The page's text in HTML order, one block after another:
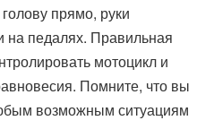
прямо, руки
на педалях. Правильная
мотоцикл и
Помните, что вы
возможным ситуациям